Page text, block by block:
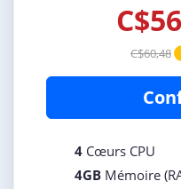
C$60,48
4 Cœurs CPU
4GB Mémoire